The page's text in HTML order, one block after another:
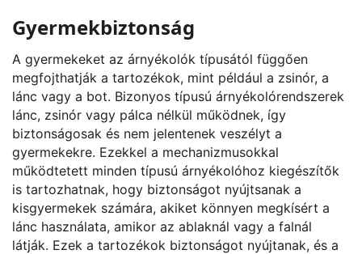
Gyermekbiztonság
A gyermekeket az árnyékolók típusától függően
megfojthatják a tartozékok, mint például a zsinór, a
lánc vagy a bot. Bizonyos típusú árnyékolórendszerek
lánc, zsinór vagy pálca nélkül működnek, így
biztonságosak és nem jelentenek veszélyt a
gyermekekre. Ezekkel a mechanizmusokkal
működtetett minden típusú árnyékolóhoz kiegészítők
is tartozhatnak, hogy biztonságot nyújtsanak a
kisgyermekek számára, akiket könnyen megkísért a
lánc használata, amikor az ablaknál vagy a falnál
látják. Ezek a tartozékok biztonságot nyújtanak, és a